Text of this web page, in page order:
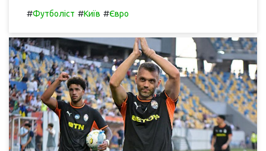
#Футболіст #Київ #Євро